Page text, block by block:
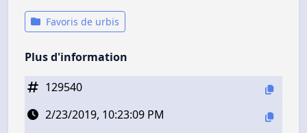
Favoris de urbis
Plus d'information
129540
2/23/2019, 10:23:09 PM